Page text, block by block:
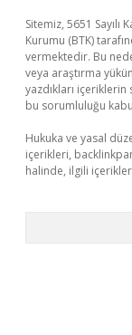
Sitemiz, 5651
Kurumu (BTK)
vermektedir. Bu
veya araştırma
yazdıkları
bu sorumluluğu
Hukuka ve yasal
içerikleri,
halinde, ilgili